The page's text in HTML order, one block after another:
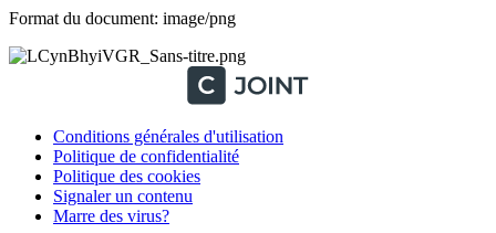
Format du document: image/png
Conditions générales d'utilisation
Politique de confidentialité
Politique des cookies
Signaler un contenu
Marre des virus?